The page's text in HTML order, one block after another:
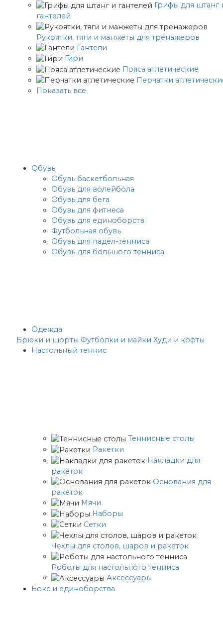
Грифы для штанг
гантелей
Рукоятки, тяги и манжеты для тренажеров
Гантели
Гири
Пояса атлетические
Перчатки
Показать все
Обувь
Обувь баскетбольная
Обувь для волейбола
Обувь для бега
Обувь для фитнеса
Обувь для единоборств
Футбольная обувь
Обувь для падел-тенниса
Обувь для большого тенниса
Одежда
Брюки и шорты Футболки и майки Худи и кофты
Настольный теннис
Теннисные столы
Ракетки
Накладки для
ракеток
Основания для
ракеток
Мячи
Наборы
Сетки
Чехлы для столов, шаров и ракеток
Роботы для настольного тенниса
Аксессуары
Бокс и единоборства